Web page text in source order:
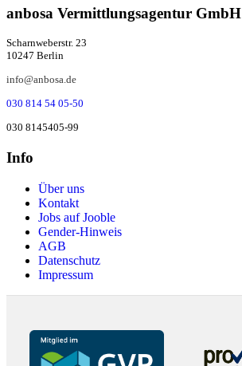
anbosa Ver­mitt­lungs­agen­tur GmbH
Scharnweberstr. 23
10247 Berlin
info@anbosa.de
030 814 54 05-50
030 8145405-99
Info
Über uns
Kontakt
Jobs auf Jooble
Gender-Hinweis
AGB
Datenschutz
Impressum